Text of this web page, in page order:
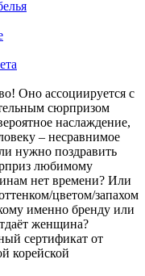
Оно ассоциируется с
сюрпризом
наслаждение,
– несравнимое
нужно поздравить
любимому
нет времени? Или
цветом/запахом
именно бренду или
женщина?
сертификат от
корейской